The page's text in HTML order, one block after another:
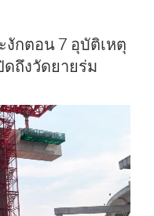
งักตอน 7 อุบัติเหตุ
ดถึงวัดยายร่ม